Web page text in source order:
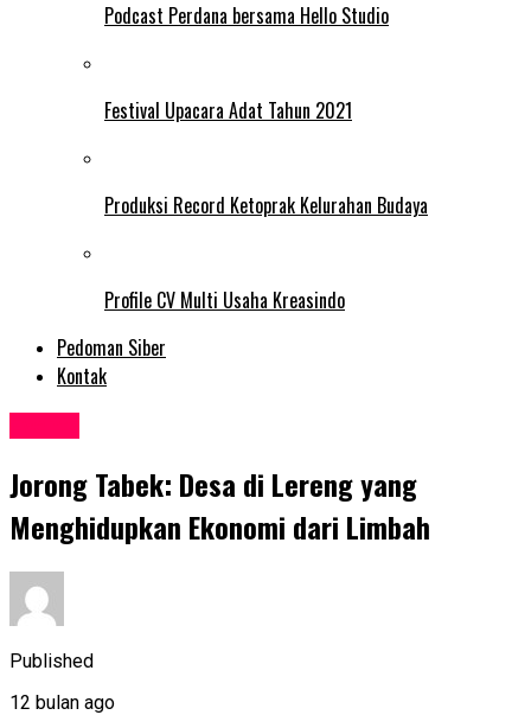
Podcast Perdana bersama Hello Studio
Festival Upacara Adat Tahun 2021
Produksi Record Ketoprak Kelurahan Budaya
Profile CV Multi Usaha Kreasindo
Pedoman Siber
Kontak
Jorong Tabek: Desa di Lereng yang
Menghidupkan Ekonomi dari Limbah
Published
12 bulan ago